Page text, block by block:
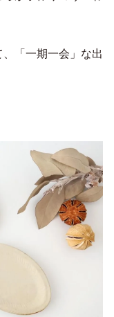
「一期一会」な出